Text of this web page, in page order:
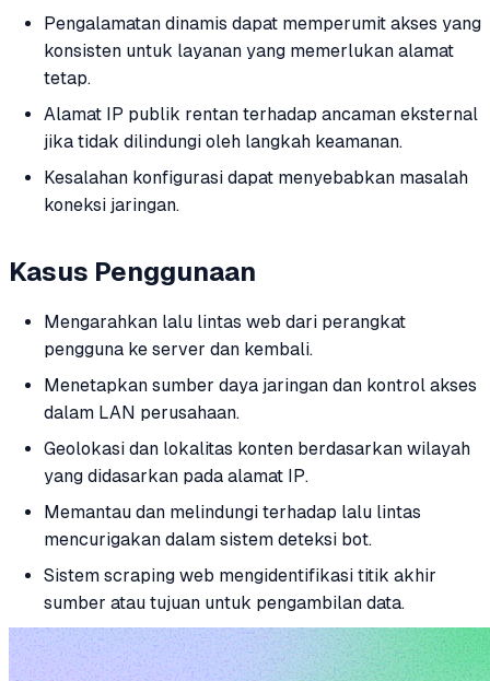
Pengalamatan dinamis dapat memperumit akses yang
konsisten untuk layanan yang memerlukan alamat
tetap.
Alamat IP publik rentan terhadap ancaman eksternal
jika tidak dilindungi oleh langkah keamanan.
Kesalahan konfigurasi dapat menyebabkan masalah
koneksi jaringan.
Kasus Penggunaan
Mengarahkan lalu lintas web dari perangkat
pengguna ke server dan kembali.
Menetapkan sumber daya jaringan dan kontrol akses
dalam LAN perusahaan.
Geolokasi dan lokalitas konten berdasarkan wilayah
yang didasarkan pada alamat IP.
Memantau dan melindungi terhadap lalu lintas
mencurigakan dalam sistem deteksi bot.
Sistem scraping web mengidentifikasi titik akhir
sumber atau tujuan untuk pengambilan data.